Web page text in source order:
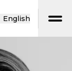
English